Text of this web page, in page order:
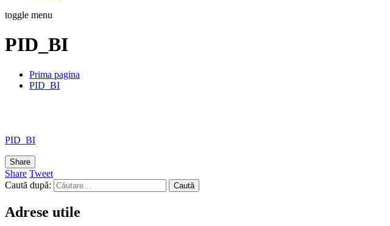
toggle menu
PID_BI
Prima pagina
PID_BI
PID_BI
Share
Share Tweet
Caută după:
Adrese utile